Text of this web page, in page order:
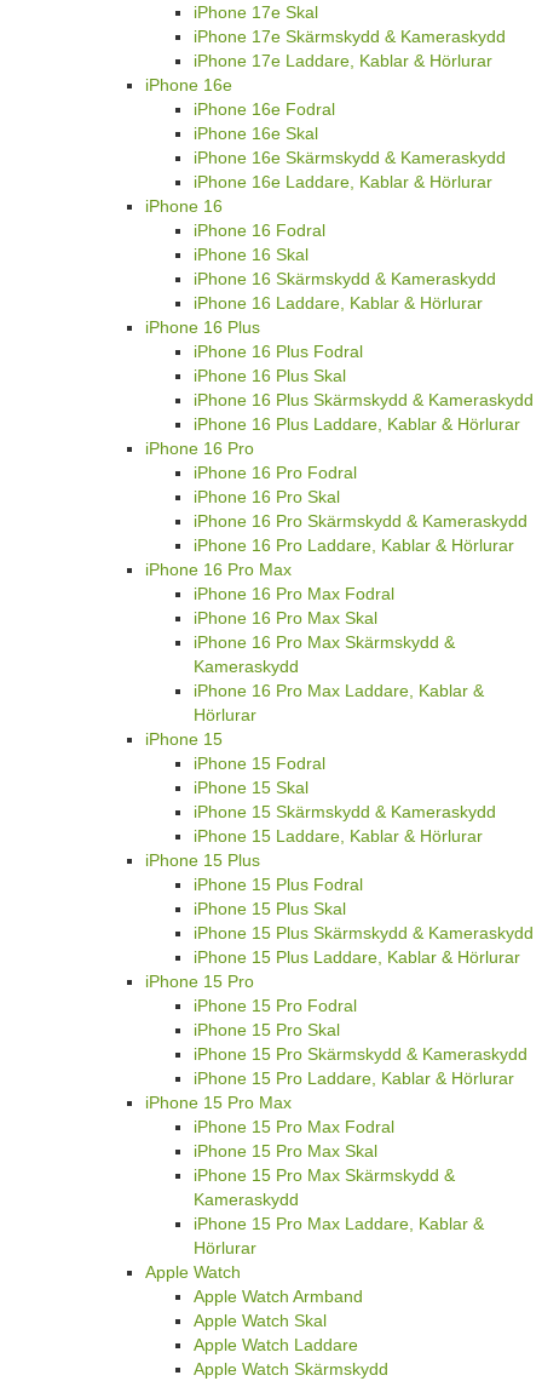
iPhone 17e Skal
iPhone 17e Skärmskydd & Kameraskydd
iPhone 17e Laddare, Kablar & Hörlurar
iPhone 16e
iPhone 16e Fodral
iPhone 16e Skal
iPhone 16e Skärmskydd & Kameraskydd
iPhone 16e Laddare, Kablar & Hörlurar
iPhone 16
iPhone 16 Fodral
iPhone 16 Skal
iPhone 16 Skärmskydd & Kameraskydd
iPhone 16 Laddare, Kablar & Hörlurar
iPhone 16 Plus
iPhone 16 Plus Fodral
iPhone 16 Plus Skal
iPhone 16 Plus Skärmskydd & Kameraskydd
iPhone 16 Plus Laddare, Kablar & Hörlurar
iPhone 16 Pro
iPhone 16 Pro Fodral
iPhone 16 Pro Skal
iPhone 16 Pro Skärmskydd & Kameraskydd
iPhone 16 Pro Laddare, Kablar & Hörlurar
iPhone 16 Pro Max
iPhone 16 Pro Max Fodral
iPhone 16 Pro Max Skal
iPhone 16 Pro Max Skärmskydd &
Kameraskydd
iPhone 16 Pro Max Laddare, Kablar &
Hörlurar
iPhone 15
iPhone 15 Fodral
iPhone 15 Skal
iPhone 15 Skärmskydd & Kameraskydd
iPhone 15 Laddare, Kablar & Hörlurar
iPhone 15 Plus
iPhone 15 Plus Fodral
iPhone 15 Plus Skal
iPhone 15 Plus Skärmskydd & Kameraskydd
iPhone 15 Plus Laddare, Kablar & Hörlurar
iPhone 15 Pro
iPhone 15 Pro Fodral
iPhone 15 Pro Skal
iPhone 15 Pro Skärmskydd & Kameraskydd
iPhone 15 Pro Laddare, Kablar & Hörlurar
iPhone 15 Pro Max
iPhone 15 Pro Max Fodral
iPhone 15 Pro Max Skal
iPhone 15 Pro Max Skärmskydd &
Kameraskydd
iPhone 15 Pro Max Laddare, Kablar &
Hörlurar
Apple Watch
Apple Watch Armband
Apple Watch Skal
Apple Watch Laddare
Apple Watch Skärmskydd